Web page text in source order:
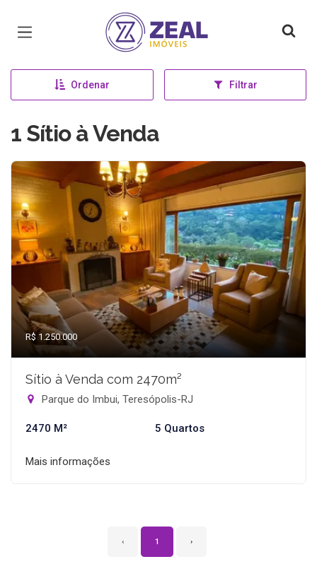
Página inicial
Ordenar Filtrar
1 Sítio à Venda
R$ 1.250.000
Sítio à Venda com 2470m²
Parque do Imbui, Teresópolis-RJ
2470 M² 5 Quartos
Mais informações
‹ 1 ›